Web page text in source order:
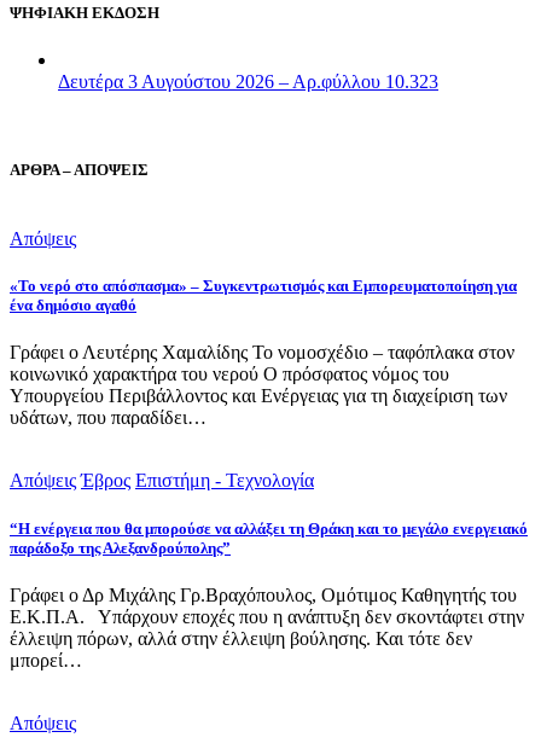
ΨΗΦΙΑΚΗ ΕΚΔΟΣΗ
Δευτέρα 3 Αυγούστου 2026 – Αρ.φύλλου 10.323
ΑΡΘΡΑ – ΑΠΟΨΕΙΣ
Απόψεις
«Το νερό στο απόσπασμα» – Συγκεντρωτισμός και Εμπορευματοποίηση για
ένα δημόσιο αγαθό
Γράφει ο Λευτέρης Χαμαλίδης Το νομοσχέδιο – ταφόπλακα στον
κοινωνικό χαρακτήρα του νερού Ο πρόσφατος νόμος του
Υπουργείου Περιβάλλοντος και Ενέργειας για τη διαχείριση των
υδάτων, που παραδίδει…
Απόψεις Έβρος Επιστήμη - Τεχνολογία
“Η ενέργεια που θα μπορούσε να αλλάξει τη Θράκη και το μεγάλο ενεργειακό
παράδοξο της Αλεξανδρούπολης”
Γράφει ο Δρ Μιχάλης Γρ.Βραχόπουλος, Ομότιμος Καθηγητής του
Ε.Κ.Π.Α. Υπάρχουν εποχές που η ανάπτυξη δεν σκοντάφτει στην
έλλειψη πόρων, αλλά στην έλλειψη βούλησης. Και τότε δεν
μπορεί…
Απόψεις